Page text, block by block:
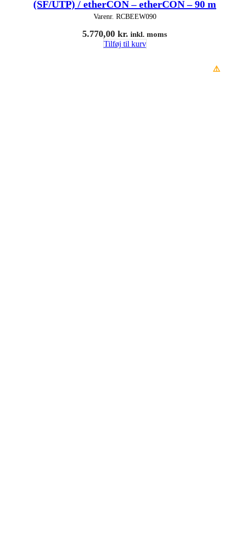
(SF/UTP) / etherCON – etherCON – 90 m
Varenr. RCBEEW090
5.770,00 kr. inkl. moms
Tilføj til kurv
⚠️